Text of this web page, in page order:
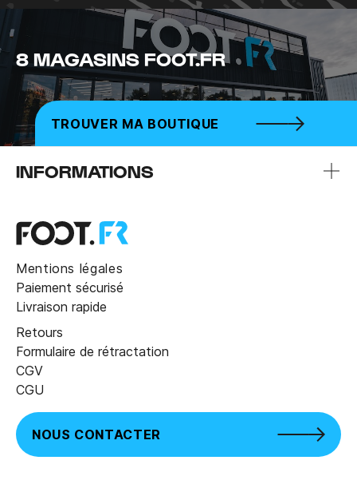
8 MAGASINS FOOT.FR
TROUVER MA BOUTIQUE
INFORMATIONS
Mentions légales
Paiement sécurisé
Livraison rapide
Retours
Formulaire de rétractation
CGV
CGU
NOUS CONTACTER